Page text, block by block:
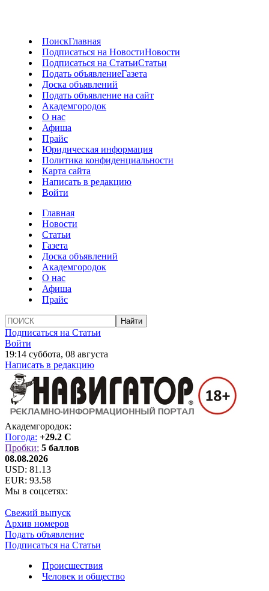
ПоискГлавная
Подписаться на НовостиНовости
Подписаться на СтатьиСтатьи
Подать объявлениеГазета
Доска объявлений
Подать объявление на сайт
Академгородок
О нас
Афиша
Прайс
Юридическая информация
Политика конфиденциальности
Карта сайта
Написать в редакцию
Войти
Главная
Новости
Статьи
Газета
Доска объявлений
Академгородок
О нас
Афиша
Прайс
Подписаться на Статьи
Войти
19:14 суббота, 08 августа
Написать в редакцию
Академгородок:
Погода: +29.2 C
Пробки: 5 баллов
08.08.2026
USD: 81.13
EUR: 93.58
Мы в соцсетях:
Свежий выпуск
Архив номеров
Подать объявление
Подписаться на Статьи
Происшествия
Человек и общество